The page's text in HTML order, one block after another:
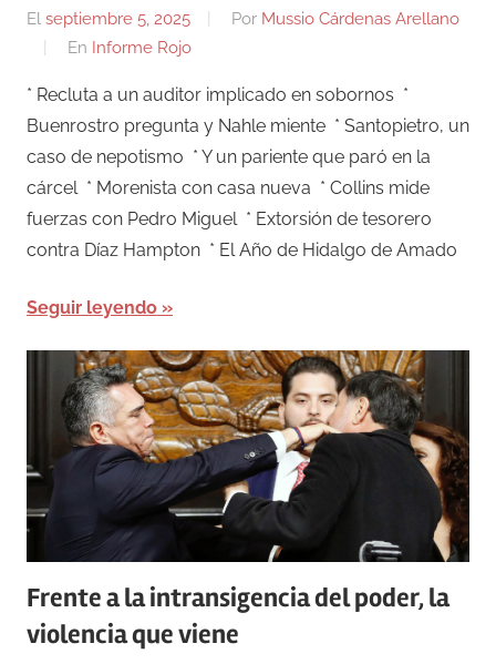
El septiembre 5, 2025 Por Mussio Cárdenas Arellano
En Informe Rojo
* Recluta a un auditor implicado en sobornos *
Buenrostro pregunta y Nahle miente * Santopietro, un
caso de nepotismo * Y un pariente que paró en la
cárcel * Morenista con casa nueva * Collins mide
fuerzas con Pedro Miguel * Extorsión de tesorero
contra Díaz Hampton * El Año de Hidalgo de Amado
Seguir leyendo
Frente a la intransigencia del poder, la
violencia que viene